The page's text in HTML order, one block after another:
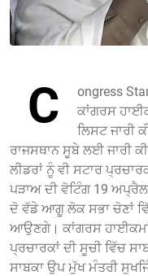
C
ongress
ਕਾਂਗਰਸ
ਲਿਸਟ ਜਾਰੀ
ਰਾਜਸਥਾਨ ਸੂਬੇ ਲਈ ਜਾਰੀ
ਲੀਡਰਾਂ ਨੂੰ ਵੀ ਸਟਾਰ
ਪੜਾਅ ਦੀ ਵੋਟਿੰਗ 19
ਦੋ ਵੱਡੇ ਆਗੂ ਲੋਕ ਸਭਾ ਚੋਣਾਂ
ਆਉਣਗੇ। ਕਾਂਗਰਸ
ਪ੍ਰਚਾਰਕਾਂ ਦੀ ਸੂਚੀ ਵਿੱਚ
ਸਾਬਕਾ ਉਪ ਮੁੱਖ ਮੰਤਰੀ